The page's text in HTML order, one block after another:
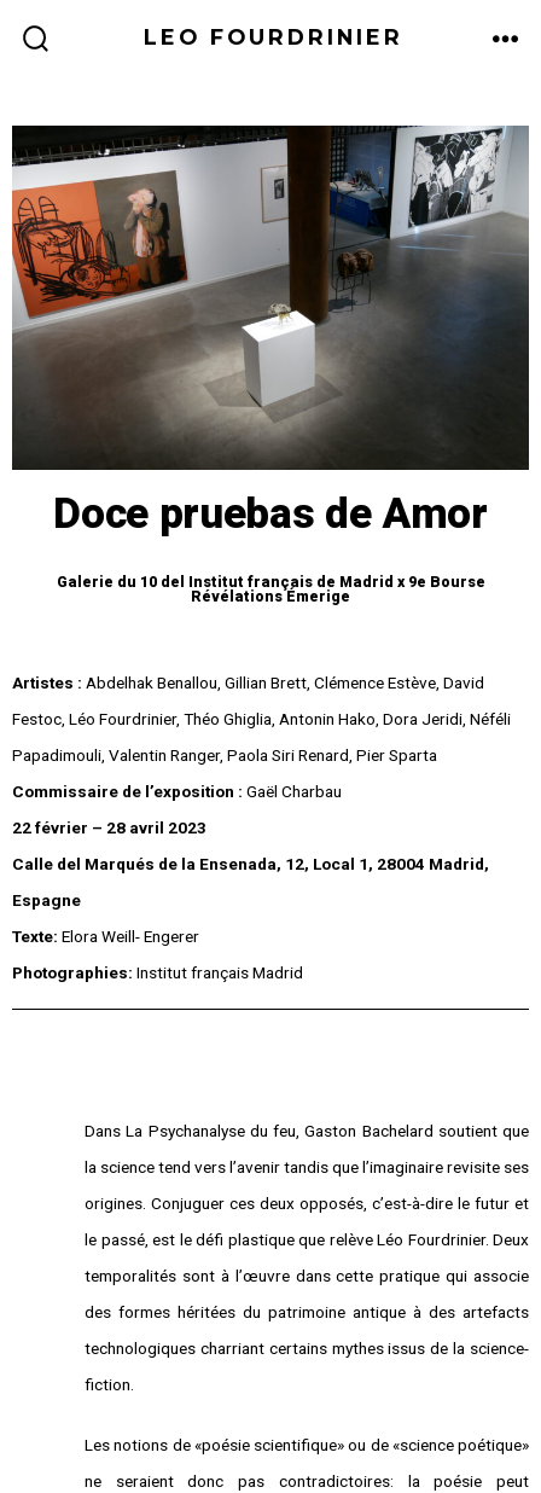
LEO FOURDRINIER
Doce pruebas de Amor
Galerie du 10 del Institut français de Madrid x 9e Bourse
Révélations Émerige
Artistes : Abdelhak Benallou, Gillian Brett, Clémence Estève, David
Festoc, Léo Fourdrinier, Théo Ghiglia, Antonin Hako, Dora Jeridi, Néféli
Papadimouli, Valentin Ranger, Paola Siri Renard, Pier Sparta
Commissaire de l’exposition : Gaël Charbau
22 février – 28 avril 2023
Calle del Marqués de la Ensenada, 12, Local 1, 28004 Madrid,
Espagne
Texte: Elora Weill- Engerer
Photographies: Institut français Madrid
Dans La Psychanalyse du feu, Gaston Bachelard soutient que
la science tend vers l’avenir tandis que l’imaginaire revisite ses
origines. Conjuguer ces deux opposés, c’est-à-dire le futur et
le passé, est le défi plastique que relève Léo Fourdrinier. Deux
temporalités sont à l’œuvre dans cette pratique qui associe
des formes héritées du patrimoine antique à des artefacts
technologiques charriant certains mythes issus de la science-
fiction.
Les notions de «poésie scientifique» ou de «science poétique»
ne seraient donc pas contradictoires: la poésie peut